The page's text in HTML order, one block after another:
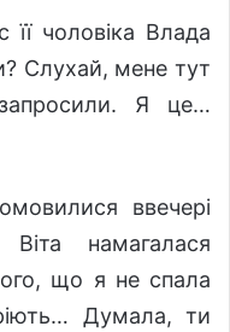
чоловіка Влада
Слухай, мене тут
Я це…
ввечері
намагалася
що я не спала
Думала, ти